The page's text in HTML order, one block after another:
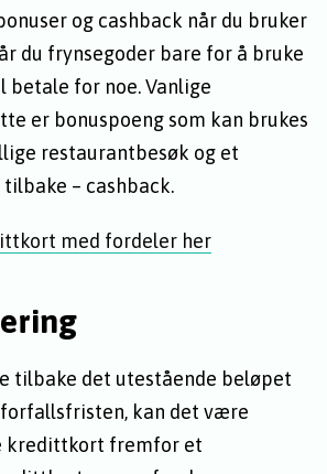
og cashback når du bruker
du frynsegoder bare for å bruke
betale for noe. Vanlige
er bonuspoeng som kan brukes
restaurantbesøk og et
– cashback.
med fordeler her
tilbake det utestående beløpet
kan det være
kredittkort fremfor et